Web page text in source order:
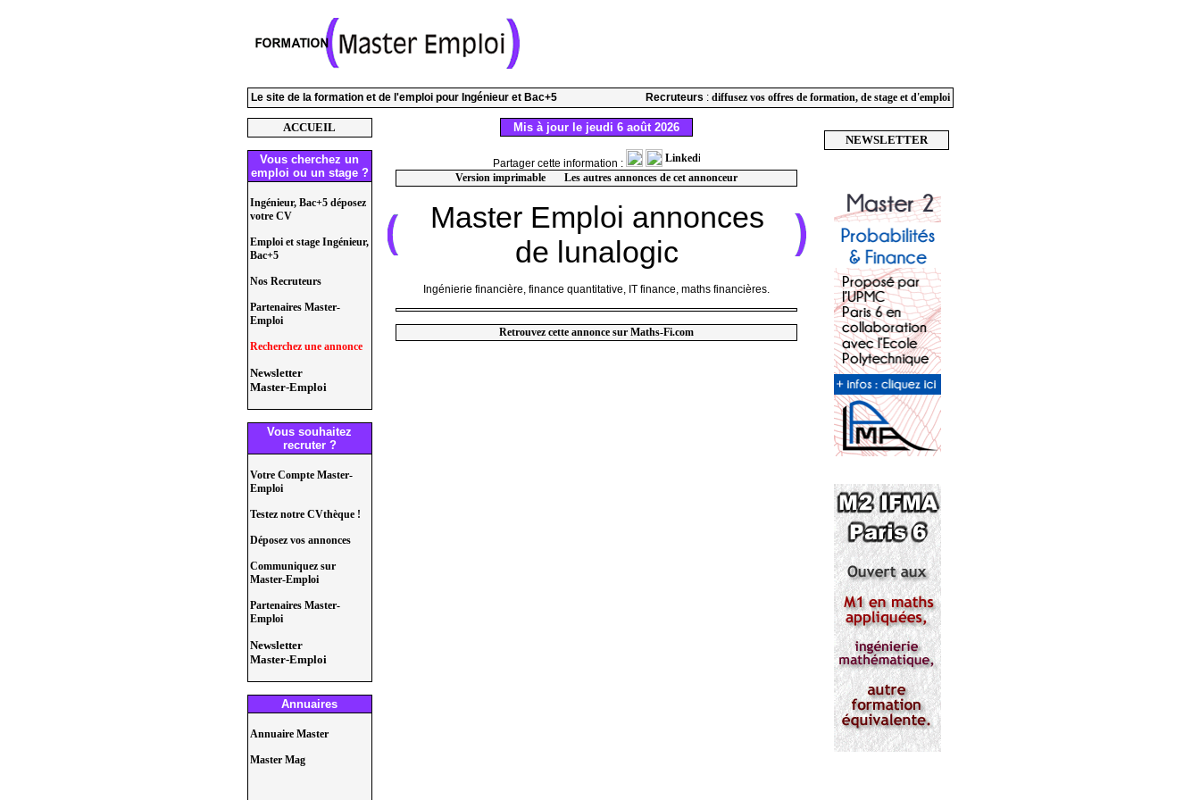
Le site de la formation et de l'emploi pour Ingénieur et Bac+5 Recruteurs : diffusez vos offres de formation, de stage et d'emploi
ACCUEIL
Vous cherchez un
emploi ou un stage ?
Ingénieur, Bac+5 déposez
votre CV
Emploi et stage Ingénieur,
Bac+5
Nos Recruteurs
Partenaires Master-
Emploi
Recherchez une annonce
Newsletter
Master-Emploi
Vous souhaitez
recruter ?
Votre Compte Master-
Emploi
Testez notre CVthèque !
Déposez vos annonces
Communiquez sur
Master-Emploi
Partenaires Master-
Emploi
Newsletter
Master-Emploi
Annuaires
Annuaire Master
Master Mag
Mis à jour le jeudi 6 août 2026
Partager cette information :
Version imprimable
Les autres annonces de cet annonceur
Master Emploi annonces
de lunalogic
Ingénierie financière, finance quantitative, IT finance, maths financières.
Retrouvez cette annonce sur Maths-Fi.com
NEWSLETTER